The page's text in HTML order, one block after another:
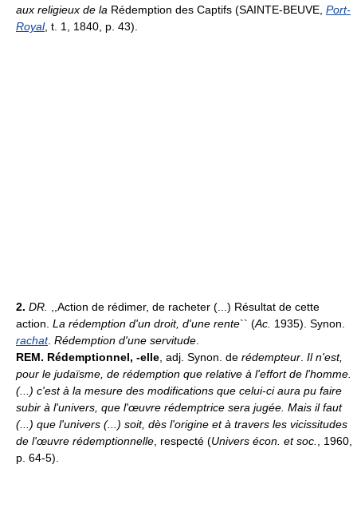
aux religieux de la Rédemption des Captifs (SAINTE-BEUVE, Port-
Royal, t. 1, 1840, p. 43).
2. DR.
,,Action de rédimer, de racheter (...) Résultat de cette
action. La rédemption d'un droit, d'une rente`` (Ac. 1935). Synon.
rachat. Rédemption d'une servitude
REM. Rédemptionnel, -elle , adj. Synon. de rédempteur Il n'est,
pour le judaïsme, de rédemption que relative à l'effort de l'homme.
(...) c'est à la mesure des modifications que celui-ci aura pu faire
subir à l'univers, que l'œuvre rédemptrice sera jugée. Mais il faut
(...) que l'univers (...) soit, dès l'origine et à travers les vicissitudes
de l'œuvre rédemptionnelle , respecté (Univers écon. et soc.
, 1960,
p. 64-5).